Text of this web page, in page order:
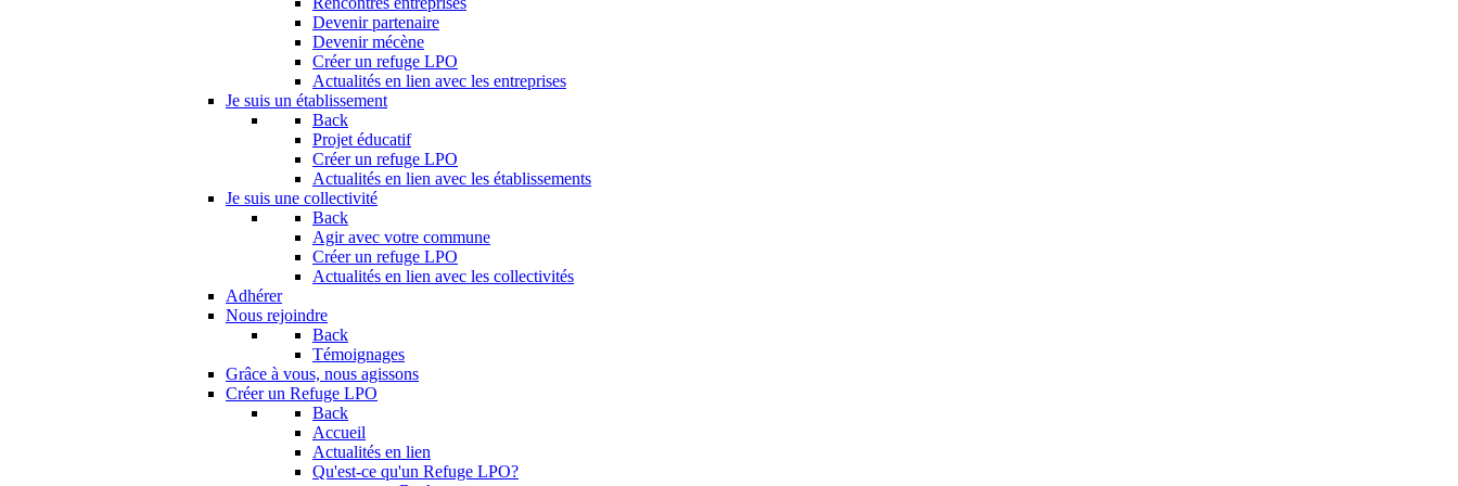
Devenir partenaire
Devenir mécène
Créer un refuge LPO
Actualités en lien avec les entreprises
Je suis un établissement
Back
Projet éducatif
Créer un refuge LPO
Actualités en lien avec les établissements
Je suis une collectivité
Back
Agir avec votre commune
Créer un refuge LPO
Actualités en lien avec les collectivités
Adhérer
Nous rejoindre
Back
Témoignages
Grâce à vous, nous agissons
Créer un Refuge LPO
Back
Accueil
Actualités en lien
Qu'est-ce qu'un Refuge LPO?